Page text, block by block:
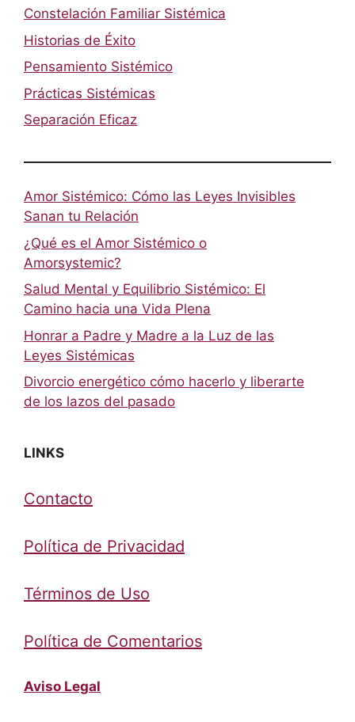
Constelación Familiar Sistémica
Historias de Éxito
Pensamiento Sistémico
Prácticas Sistémicas
Separación Eficaz
Amor Sistémico: Cómo las Leyes Invisibles
Sanan tu Relación
¿Qué es el Amor Sistémico o
Amorsystemic?
Salud Mental y Equilibrio Sistémico: El
Camino hacia una Vida Plena
Honrar a Padre y Madre a la Luz de las
Leyes Sistémicas
Divorcio energético cómo hacerlo y liberarte
de los lazos del pasado
LINKS
Contacto
Política de Privacidad
Términos de Uso
Política de Comentarios
Aviso Legal